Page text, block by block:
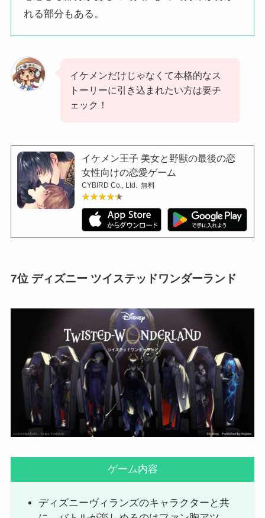
れる部分もある。
イケメンだけじゃなくて本格的なス
トーリーに引き込まれたい方は要チ
ェック！
イケメン王子 美女と野獣の最後の恋
女性向けの恋愛ゲーム
CYBIRD Co., Ltd. 無料
★★★★★
★★★★★
7位 ディズニー ツイステッドワンダーランド
ゲーム内容
ディズニーヴィランズのキャラクターと共